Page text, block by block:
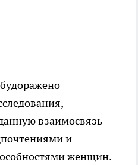
взаимосвязь
и
женщин.